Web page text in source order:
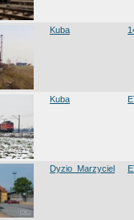
Kuba
Kuba
Dyzio_Marzyciel